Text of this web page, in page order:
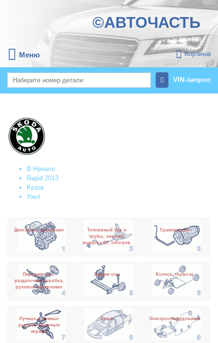
©АВТОЧАСТЬ
Меню Корзина
VIN-запрос
В Начало
Rapid 2013
Кузов
Узел
Двигатель, сцепление
Топливный бак и
трубы, система
выпуска ОГ, обогрев
Трансмиссия
Передняя ось,
раздаточная коробка,
рулевое управление
Задняя ось Колеса, тормоза
Ручные и ножные
рычаги, защитные
экраны
Кузов Электрооборудование